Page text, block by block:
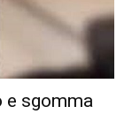
e sgomma